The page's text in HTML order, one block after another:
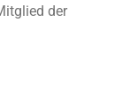
der